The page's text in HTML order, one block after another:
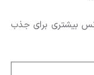
بیشتری برای جذب